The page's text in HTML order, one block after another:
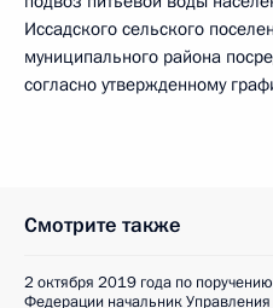
Иссадского сельского
муниципального района
согласно утвержденному
Смотрите также
2 октября 2019 года по
Федерации начальник